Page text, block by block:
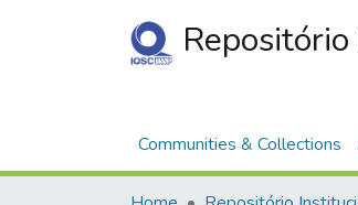
Communities & Collections